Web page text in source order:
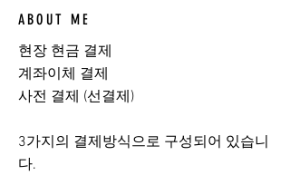
ABOUT ME
현장 현금 결제
계좌이체 결제
사전 결제 (선결제)
​3가지의 결제방식으로 구성되어 있습니
다.